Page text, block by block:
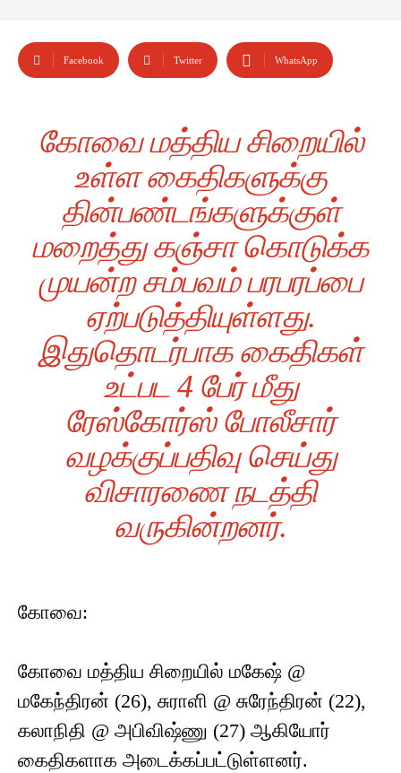
Facebook Twitter WhatsApp
கோவை மத்திய சிறையில்
உள்ள கைதிகளுக்கு
தின்பண்டங்களுக்குள்
மறைத்து கஞ்சா கொடுக்க
முயன்ற சம்பவம் பரபரப்பை
ஏற்படுத்தியுள்ளது.
இதுதொடர்பாக கைதிகள்
உட்பட 4 பேர் மீது
ரேஸ்கோர்ஸ் போலீசார்
வழக்குப்பதிவு செய்து
விசாரணை நடத்தி
வருகின்றனர்.
கோவை:
கோவை மத்திய சிறையில் மகேஷ் @
மகேந்திரன் (26), சுராளி @ சுரேந்திரன் (22),
கலாநிதி @ அபிவிஷ்ணு (27) ஆகியோர்
கைதிகளாக அடைக்கப்பட்டுள்ளனர்.